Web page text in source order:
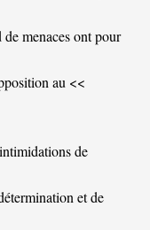
menaces ont pour
au <<
de
et de